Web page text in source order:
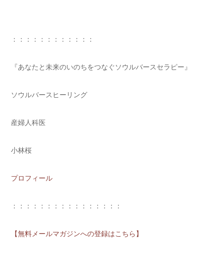
：：：：：：：：：：：：
『あなたと未来のいのちをつなぐソウルバースセラピー』
ソウルバースヒーリング
産婦人科医
小林桜
プロフィール
：：：：：：：：：：：：：：：：
【無料メールマガジンへの登録はこちら】